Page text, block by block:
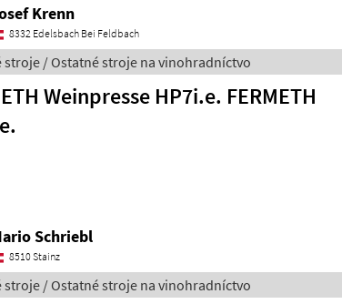
Krenn
8332 Edelsbach Bei Feldbach
stroje / Ostatné stroje na vinohradníctvo
Weinpresse HP7i.e. FERMETH
Schriebl
8510 Stainz
stroje / Ostatné stroje na vinohradníctvo